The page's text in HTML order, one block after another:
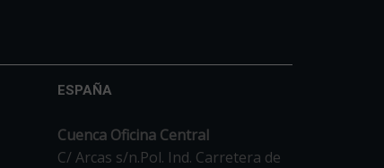
ESPAÑA
Cuenca Oficina Central
C/ Arcas s/n.Pol. Ind. Carretera de